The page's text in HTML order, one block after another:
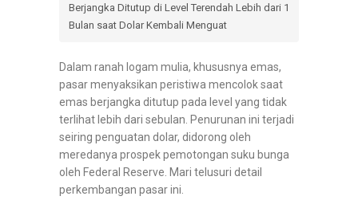
Berjangka Ditutup di Level Terendah Lebih dari 1
Bulan saat Dolar Kembali Menguat
Dalam ranah logam mulia, khususnya emas,
pasar menyaksikan peristiwa mencolok saat
emas berjangka ditutup pada level yang tidak
terlihat lebih dari sebulan. Penurunan ini terjadi
seiring penguatan dolar, didorong oleh
meredanya prospek pemotongan suku bunga
oleh Federal Reserve. Mari telusuri detail
perkembangan pasar ini.